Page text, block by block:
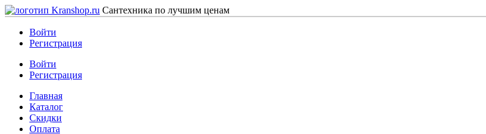
Сантехника по лучшим ценам
Войти
Регистрация
Войти
Регистрация
Главная
Каталог
Скидки
Оплата